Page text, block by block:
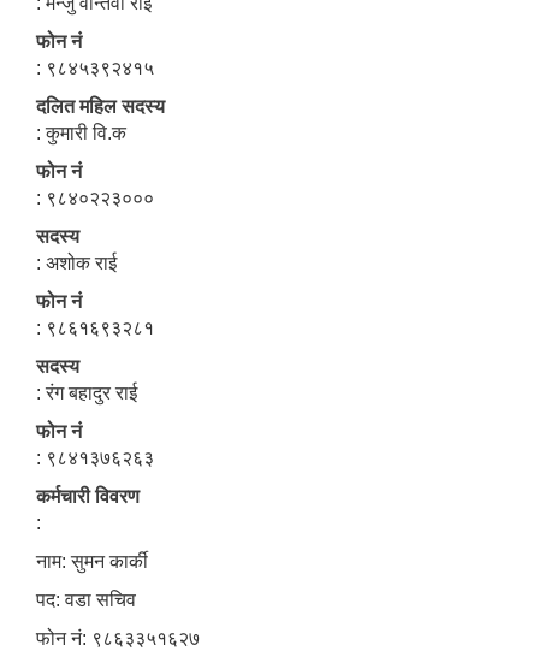
फोन नं
: ९८४५३९२४१५
दलित महिल सदस्य
: कुमारी वि.क
फोन नं
: ९८४०२२३०००
सदस्य
: अशोक राई
फोन नं
: ९८६१६९३२८१
सदस्य
: रंग बहादुर राई
फोन नं
: ९८४१३७६२६३
कर्मचारी विवरण
:
नाम: सुमन कार्की
पद: वडा सचिव
फोन नं: ९८६३३५१६२७